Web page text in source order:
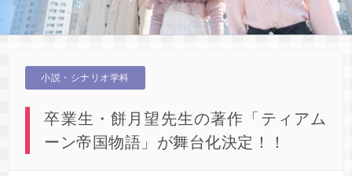
小説・シナリオ学科
卒業生・餅月望先生の著作「ティアム
ーン帝国物語」が舞台化決定！！